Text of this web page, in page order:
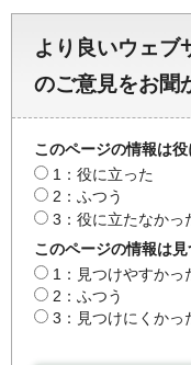
より良いウェブ
のご意見をお聞
このページの情報は
1：役に立った
2：ふつう
3：役に立たなかっ
このページの情報は
1：見つけやすかっ
2：ふつう
3：見つけにくかっ